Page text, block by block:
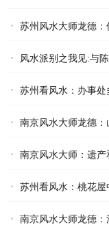
苏州风水大师龙德
风水派别之我见:与
苏州看风水：办事
南京风水大师龙德
南京风水大师：遗
苏州看风水：桃花屋
南京风水大师龙德